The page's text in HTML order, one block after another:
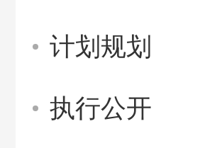
计划规划
执行公开